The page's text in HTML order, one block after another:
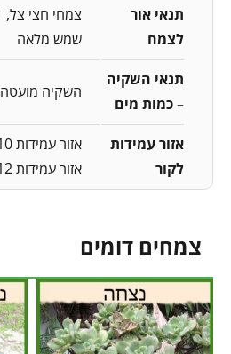
תנאי אור
לצמח
צמחי חצי צל
שמש מלאה
תנאי השקיה
– כמות מים
השקיה מועטה
אזור עמידות
לקור
אזור עמידות 10
אזור עמידות 12
צמחים דומים